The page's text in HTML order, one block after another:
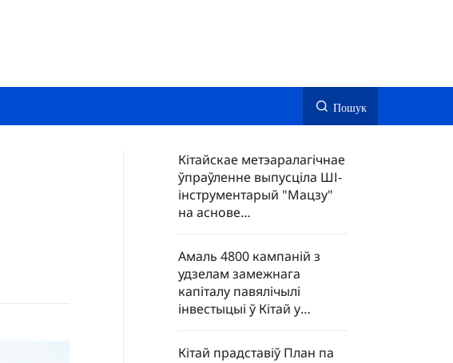
Пошук
Кітайскае метэаралагічнае
ўпраўленне выпусціла ШІ-
інструментарый "Мацзу"
на аснове
метэаспадарожнікаў
"Фэн'юнь"
Амаль 4800 кампаній з
удзелам замежнага
капіталу павялічылі
інвестыцыі ў Кітай у
першым паўгоддзі 2026
года
Кітай прадставіў План па